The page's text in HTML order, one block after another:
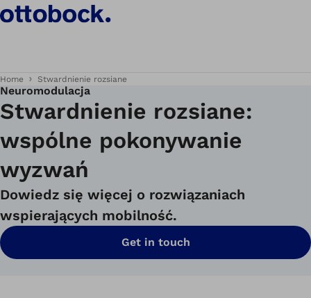
Home Stwardnienie rozsiane
Neuromodulacja
Stwardnienie rozsiane:
wspólne pokonywanie
wyzwań
Dowiedz się więcej o rozwiązaniach
wspierających mobilność.
Get in touch